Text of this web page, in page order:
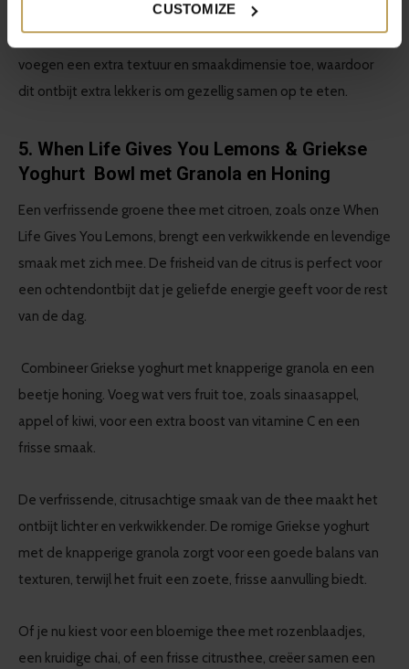
CUSTOMIZE
De warme, kruidige smaken van de chai passen perfect bij de
zoete, rijke smaak van de kaneelbroodjes. De walnoten
voegen een extra textuur en smaakdimensie toe, waardoor
dit ontbijt extra lekker is om gezellig samen op te eten.
5. When Life Gives You Lemons & Griekse
Yoghurt Bowl met Granola en Honing
Een verfrissende groene thee met citroen, zoals onze When
Life Gives You Lemons, brengt een verkwikkende en levendige
smaak met zich mee. De frisheid van de citrus is perfect voor
een ochtendontbijt dat je geliefde energie geeft voor de rest
van de dag.
Combineer Griekse yoghurt met knapperige granola en een
beetje honing. Voeg wat vers fruit toe, zoals sinaasappel,
appel of kiwi, voor een extra boost van vitamine C en een
frisse smaak.
De verfrissende, citrusachtige smaak van de thee maakt het
ontbijt lichter en verkwikkender. De romige Griekse yoghurt
met de knapperige granola zorgt voor een goede balans van
texturen, terwijl het fruit een zoete, frisse aanvulling biedt.
Of je nu kiest voor een bloemige thee met rozenblaadjes,
een kruidige chai, of een frisse citrusthee, creëer samen een